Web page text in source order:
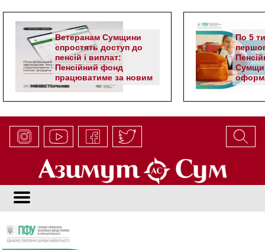
Ветеранам Сумщини
спростять доступ до
пенсій і виплат:
Пенсійний фонд
працюватиме за новим
алгоритмом
По 5